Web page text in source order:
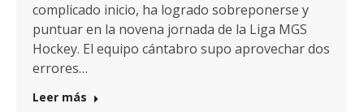
complicado inicio, ha logrado sobreponerse y
puntuar en la novena jornada de la Liga MGS
Hockey. El equipo cántabro supo aprovechar dos
errores…
Leer más